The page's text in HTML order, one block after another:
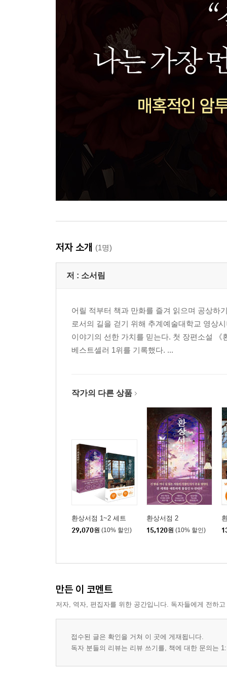
저자 소개 (1명)
저 : 소서림
어릴 적부터 책과 만화를 즐겨 읽으며 공상하
로서의 길을 걷기 위해 추계예술대학교 영상
이야기의 선한 가치를 믿는다. 첫 장편소설
베스트셀러 1위를 기록했다. ...
작가의 다른 상품
환상서점 1~2 세트
29,070원 (10% 할인)
환상서점 2
15,120원 (10% 할인)
만든 이 코멘트
저자, 역자, 편집자를 위한 공간입니다. 독자들에게 전하
접수된 글은 확인을 거쳐 이 곳에 게재됩니다.
독자 분들의 리뷰는 리뷰 쓰기를, 책에 대한 문의는